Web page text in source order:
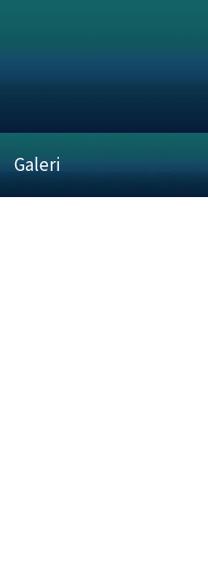
Galeri